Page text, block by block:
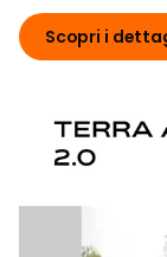
Scopri i